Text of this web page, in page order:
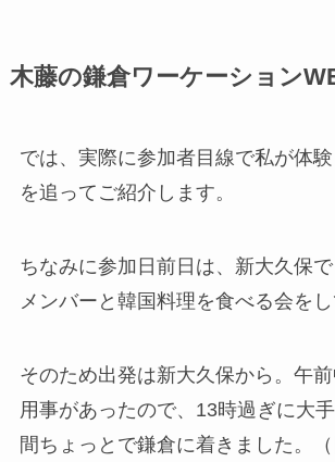
木藤の鎌倉ワーケーション
では、実際に参加者目線で私が体
を追ってご紹介します。
ちなみに参加日前日は、新大久保
メンバーと韓国料理を食べる会を
そのため出発は新大久保から。午
用事があったので、13時過ぎに大
間ちょっとで鎌倉に着きました。